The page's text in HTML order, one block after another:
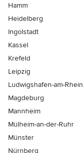
Hamm
Heidelberg
Ingolstadt
Kassel
Krefeld
Leipzig
Ludwigshafen-am-Rhein
Magdeburg
Mannheim
Mülheim-an-der-Ruhr
Münster
Nürnberg